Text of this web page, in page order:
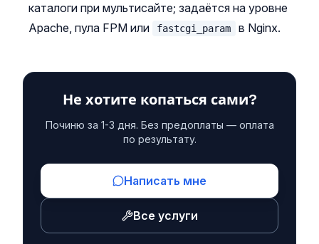
каталоги при мультисайте; задаётся на уровне
Apache, пула FPM или
fastcgi_param в Nginx.
Не хотите копаться сами?
Починю за 1-3 дня. Без предоплаты — оплата
по результату.
Написать мне
Все услуги